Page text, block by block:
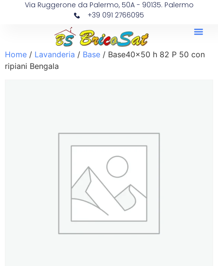
Via Ruggerone da Palermo, 50A - 90135. Palermo
+39 091 2766095
Home / Lavanderia / Base / Base40x50 h 82 P 50 con
ripiani Bengala